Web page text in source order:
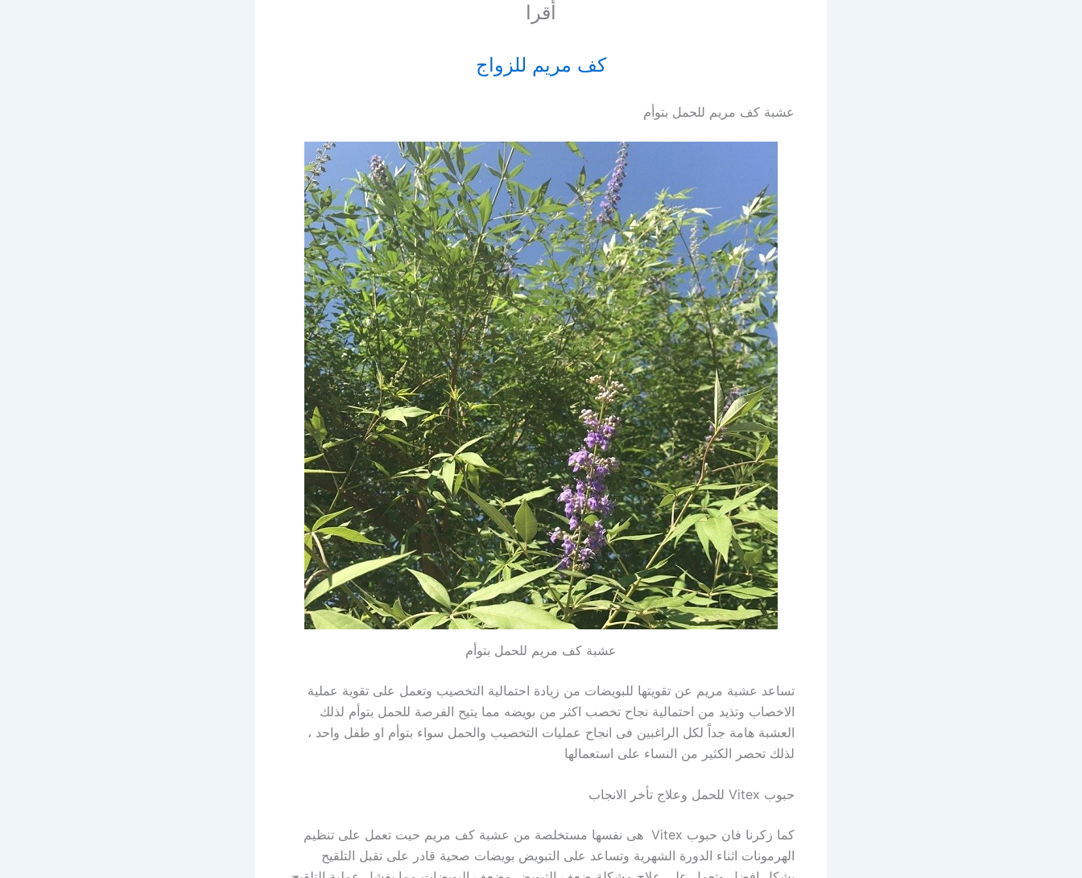
أقرا
كف مريم للزواج
عشبة كف مريم للحمل بتوأم
عشبة كف مريم للحمل بتوأم
تساعد عشبة مريم عن تقويتها للبويضات من زيادة احتمالية التخصيب وتعمل على تقوية عملية
الاخصاب وتذيد من احتمالية نجاح تخصب اكثر من بويضه مما يتيح الفرصة للحمل بتوأم لذلك
العشبة هامة جداً لكل الراغبين فى انجاح عمليات التخصيب والحمل سواء بتوأم او طفل واحد ،
لذلك تحصر الكثير من النساء على استعمالها
حبوب Vitex للحمل وعلاج تأخر الانجاب
كما زكرنا فان حبوب Vitex هى نفسها مستخلصة من عشبة كف مريم حيت تعمل على تنظيم
الهرمونات اثناء الدورة الشهرية وتساعد على التبويض بويضات صحية قادر على تقبل التلقيح